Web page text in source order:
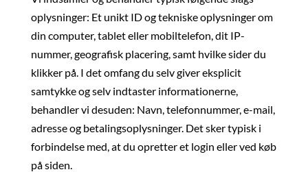
oplysninger: Et unikt ID og tekniske oplysninger om
din computer, tablet eller mobiltelefon, dit IP-
nummer, geografisk placering, samt hvilke sider du
klikker på. I det omfang du selv giver eksplicit
samtykke og selv indtaster informationerne,
behandler vi desuden: Navn, telefonnummer, e-mail,
adresse og betalingsoplysninger. Det sker typisk i
forbindelse med, at du opretter et login eller ved køb
på siden.